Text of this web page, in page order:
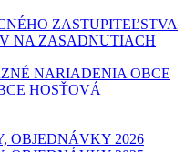
ZASTUPITEĽSTVA
NA ZASADNUTIACH
NARIADENIA OBCE
HOSŤOVÁ
OBJEDNÁVKY 2026